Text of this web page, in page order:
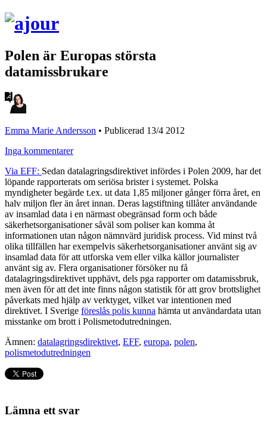
Polen är Europas största
datamissbrukare
Emma Marie Andersson • Publicerad 13/4 2012
Inga kommentarer
Via EFF: Sedan datalagringsdirektivet infördes i Polen 2009, har det
löpande rapporterats om seriösa brister i systemet. Polska
myndigheter begärde t.ex. ut data 1,85 miljoner gånger förra året, en
halv miljon fler än året innan. Deras lagstiftning tillåter användande
av insamlad data i en närmast obegränsad form och både
säkerhetsorganisationer såväl som poliser kan komma åt
informationen utan någon nämnvärd juridisk process. Vid minst två
olika tillfällen har exempelvis säkerhetsorganisationer använt sig av
insamlad data för att utforska vem eller vilka källor journalister
använt sig av. Flera organisationer försöker nu få
datalagringsdirektivet upphävt, dels pga rapporter om datamissbruk,
men även för att det inte finns någon statistik för att grov brottslighet
påverkats med hjälp av verktyget, vilket var intentionen med
direktivet. I Sverige föreslås polis kunna hämta ut användardata utan
misstanke om brott i Polismetodutredningen.
Ämnen: datalagringsdirektivet, EFF, europa, polen,
polismetodutredningen
Lämna ett svar